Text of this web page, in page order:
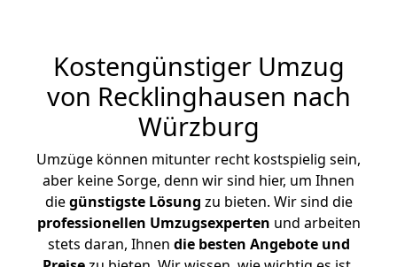
Kostengünstiger Umzug
von Recklinghausen nach
Würzburg
Umzüge können mitunter recht kostspielig sein,
aber keine Sorge, denn wir sind hier, um Ihnen
diegünstigste Lösung zu bieten. Wir sind die
professionellen Umzugsexperten und arbeiten
stets daran, Ihnen die besten Angebote und